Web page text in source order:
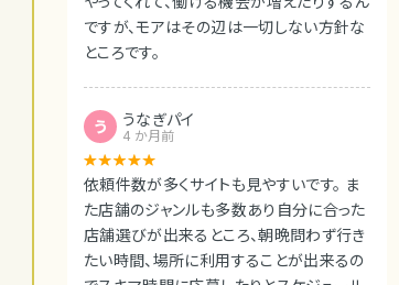
ですが、モアはその辺は一切しない方針な
ところです。
う うなぎパイ
4 か月前
依頼件数が多くサイトも見やすいです。 ま
た店舗のジャンルも多数あり自分に合った
店舗選びが出来るところ、朝晩問わず行き
たい時間、場所に利用することが出来るの